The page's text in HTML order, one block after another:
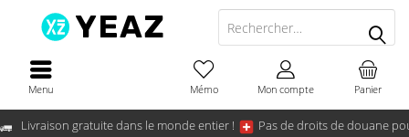
Livraison gratuite dans le monde entier ! Pas de droits de douane
Menu Panier
Mémo Mon compte